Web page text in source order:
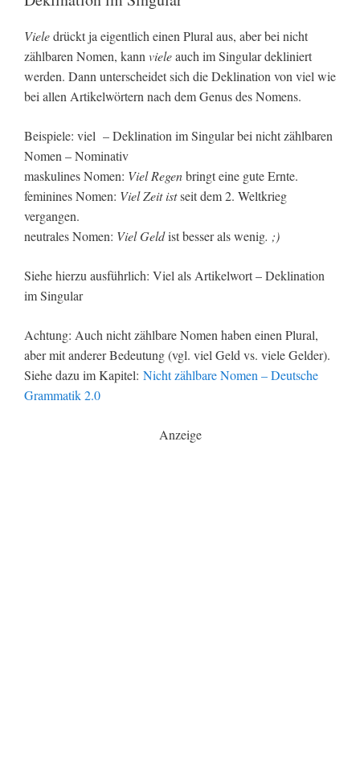
Vieledrückt ja eigentlich einen Plural aus, aber bei nicht
zählbaren Nomen, kann vieleauch im Singular dekliniert
werden. Dann unterscheidet sich die Deklination von viel wie
bei allen Artikelwörtern nach dem Genus des Nomens.
Beispiele: viel – Deklination im Singular bei nicht zählbaren
Nomen – Nominativ
maskulines Nomen: Viel Regenbringt eine gute Ernte.
feminines Nomen: Viel Zeit istseit dem 2. Weltkrieg
vergangen.
neutrales Nomen: Viel Geldist besser als wenig. ;)
Siehe hierzu ausführlich: Viel als Artikelwort – Deklination
im Singular
Achtung: Auch nicht zählbare Nomen haben einen Plural,
aber mit anderer Bedeutung (vgl. viel Geld vs. viele Gelder).
Siehe dazu im Kapitel: Nicht zählbare Nomen – Deutsche
Grammatik 2.0
Anzeige